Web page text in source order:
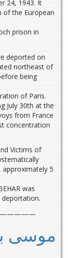
24, 1943. It
of the European
prison in
deported on
northeast of
being
of Paris.
July 30th at the
from France
concentration
Victims of
5
was
موسى